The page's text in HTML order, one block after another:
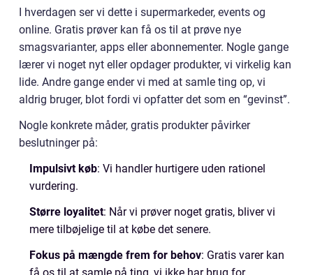
I hverdagen ser vi dette i supermarkeder, events og
online. Gratis prøver kan få os til at prøve nye
smagsvarianter, apps eller abonnementer. Nogle gange
lærer vi noget nyt eller opdager produkter, vi virkelig kan
lide. Andre gange ender vi med at samle ting op, vi
aldrig bruger, blot fordi vi opfatter det som en “gevinst”.
Nogle konkrete måder, gratis produkter påvirker
beslutninger på:
Impulsivt køb: Vi handler hurtigere uden rationel
vurdering.
Større loyalitet: Når vi prøver noget gratis, bliver vi
mere tilbøjelige til at købe det senere.
Fokus på mængde frem for behov: Gratis varer kan